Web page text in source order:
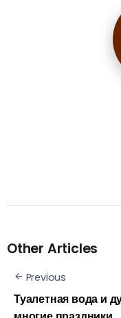
Other Articles
Previous
Туалетная вода и